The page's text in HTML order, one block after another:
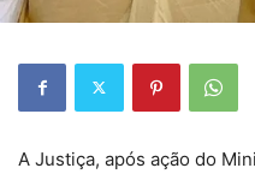
A Justiça, após ação do